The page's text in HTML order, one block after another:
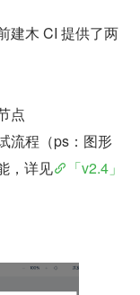
建木 CI 提供了两
点
流程（ps：图形
，详见
「v2.4」